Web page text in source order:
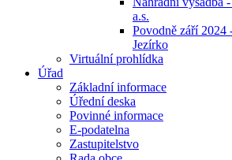
a.s.
Povodně září
Jezírko
Virtuální prohlídka
Úřad
Základní informace
Úřední deska
Povinné informace
E-podatelna
Zastupitelstvo